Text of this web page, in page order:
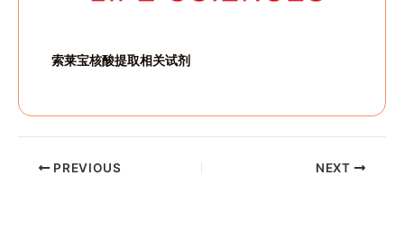
索莱宝核酸提取相关试剂
PREVIOUS NEXT